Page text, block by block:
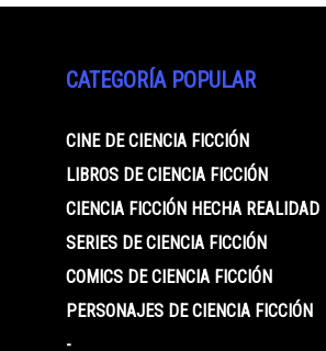
CATEGORÍA POPULAR
CINE DE CIENCIA FICCIÓN
LIBROS DE CIENCIA FICCIÓN
CIENCIA FICCIÓN HECHA REALIDAD
SERIES DE CIENCIA FICCIÓN
COMICS DE CIENCIA FICCIÓN
PERSONAJES DE CIENCIA FICCIÓN
-